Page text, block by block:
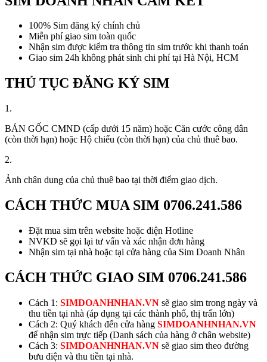
100% Sim đăng ký chính chủ
Miễn phí giao sim toàn quốc
Nhận sim được kiểm tra thông tin sim trước khi thanh toán
Giao sim 24h không phát sinh chi phí tại Hà Nội, HCM
THỦ TỤC ĐĂNG KÝ SIM
1.
BẢN GỐC CMND (cấp dưới 15 năm) hoặc Căn cước công dân
(còn thời hạn) hoặc Hộ chiếu (còn thời hạn) của chủ thuê bao.
2.
Ảnh chân dung của chủ thuê bao tại thời điểm giao dịch.
CÁCH THỨC MUA SIM 0706.241.586
Đặt mua sim trên website hoặc điện Hotline
NVKD sẽ gọi lại tư vấn và xác nhận đơn hàng
Nhận sim tại nhà hoặc tại cửa hàng của Sim Doanh Nhân
CÁCH THỨC GIAO SIM 0706.241.586
Cách 1: SIMDOANHNHAN.VN sẽ giao sim trong ngày và
thu tiền tại nhà (áp dụng tại các thành phố, thị trấn lớn)
Cách 2: Quý khách đến cửa hàng SIMDOANHNHAN.VN
để nhận sim trực tiếp (Danh sách của hàng ở chân website)
Cách 3: SIMDOANHNHAN.VN sẽ giao sim theo đường
bưu điện và thu tiền tại nhà.